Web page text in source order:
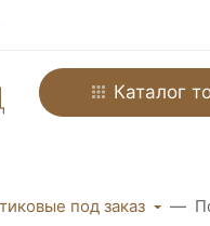
Каталог
под заказ